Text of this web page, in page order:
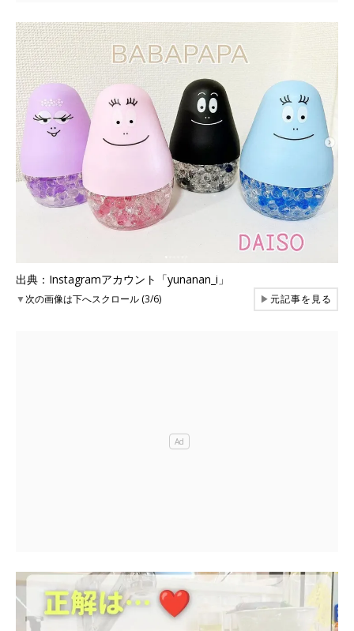
出典：Instagramアカウント「yunanan_i」
▼次の画像は下へスクロール (3/6) ▶元記事を見る